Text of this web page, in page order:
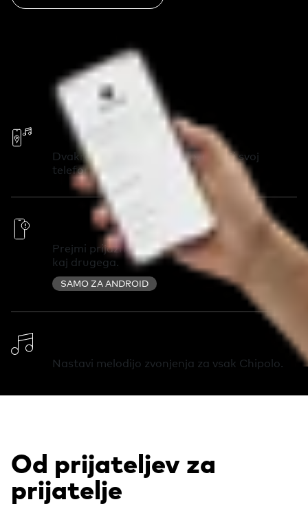
Pokliči svoj telefon
Dvakrat pritisni na Chipolo, pokliči svoj
telefon in ga najdi v trenutku.
Pametna opozorila
Prejmi prijazno opozorilo, ko pozabiš ključe ali
kaj drugega.
SAMO ZA ANDROID
Nastavi melodijo zvonjenja za vsak Chipolo.
Od prijateljev za
prijatelje